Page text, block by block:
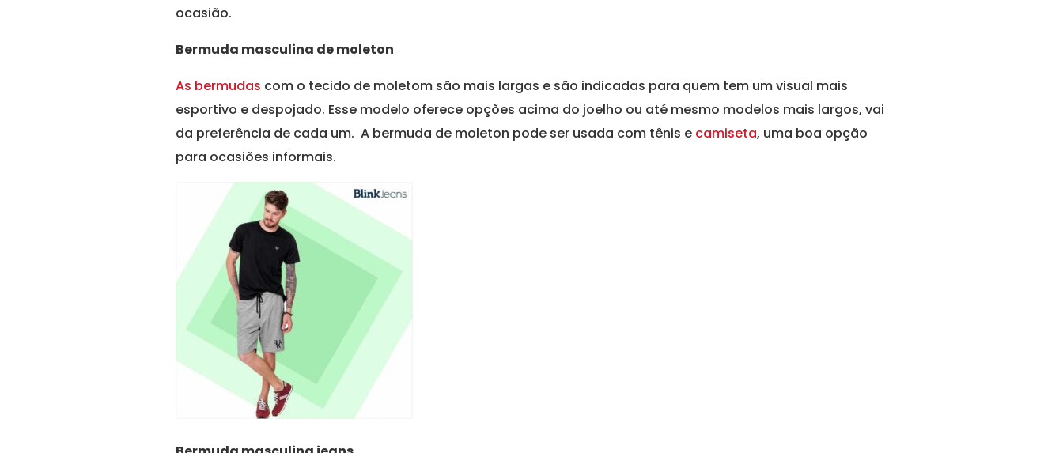
ocasião.
Bermuda masculina de moleton
As bermudas com o tecido de moletom são mais largas e são indicadas para quem tem um visual mais
esportivo e despojado. Esse modelo oferece opções acima do joelho ou até mesmo modelos mais largos, vai
da preferência de cada um. A bermuda de moleton pode ser usada com tênis e camiseta, uma boa opção
para ocasiões informais.